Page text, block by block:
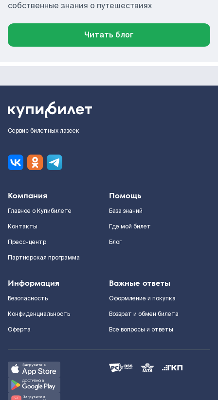
собственные знания о путешествиях
Читать блог
Сервис билетных лазеек
Компания
Главное о Купибилете
Контакты
Пресс-центр
Партнерская программа
Помощь
База знаний
Где мой билет
Блог
Информация
Безопасность
Конфиденциальность
Оферта
Важные ответы
Оформление и покупка
Возврат и обмен билета
Все вопросы и ответы